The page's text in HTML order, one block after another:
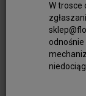
W trosce